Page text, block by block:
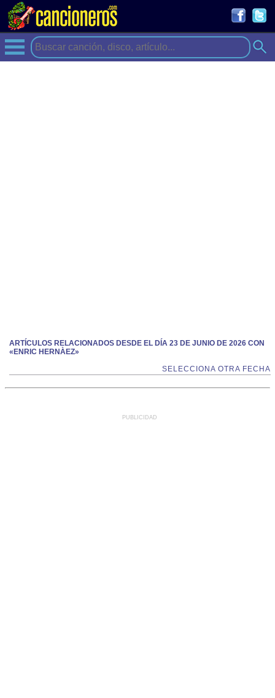
ARTÍCULOS RELACIONADOS DESDE EL DÍA 23 DE JUNIO DE 2026 CON
«ENRIC HERNÀEZ»
SELECCIONA OTRA FECHA
PUBLICIDAD